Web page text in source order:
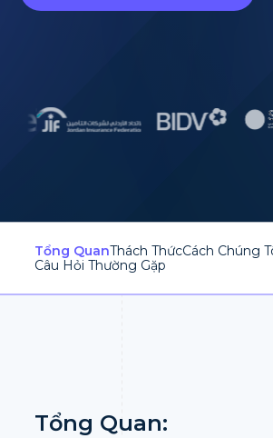
Tổng QuanThách ThứcCách Chúng
Câu Hỏi Thường Gặp
Tổng Quan: